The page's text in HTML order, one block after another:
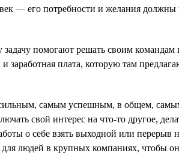
— его потребности и желания должны
помогают решать своим командам
плата, которую там
сильным, самым успешным, в общем,
свой интерес на что-то другое,
о себе взять выходной или перерыв
людей в крупных компаниях, чтобы